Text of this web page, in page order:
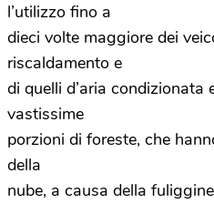
l’utilizzo fino a
dieci volte maggiore dei
riscaldamento e
di quelli d’aria condizionata
vastissime
porzioni di foreste, che
della
nube, a causa della